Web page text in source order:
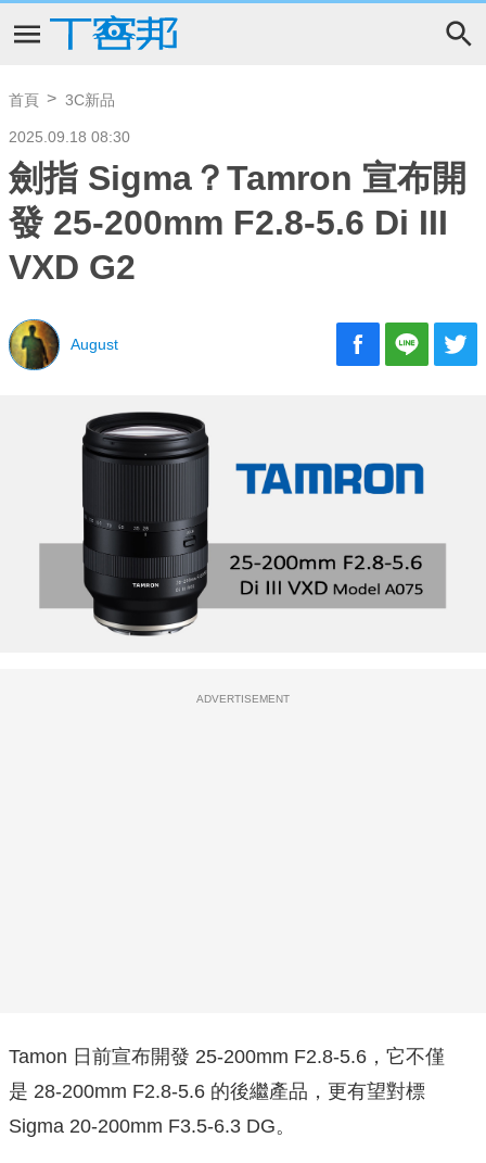
首頁 3C新品
2025.09.18 08:30
劍指 Sigma？Tamron 宣布開
發 25-200mm F2.8-5.6 Di III
VXD G2
August
ADVERTISEMENT
Tamon 日前宣布開發 25-200mm F2.8-5.6，它不僅
是 28-200mm F2.8-5.6 的後繼產品，更有望對標
Sigma 20-200mm F3.5-6.3 DG。